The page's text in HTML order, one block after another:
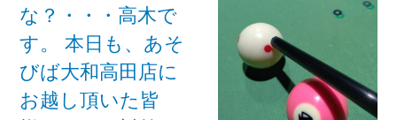
な？・・・高木で
す。 本日も、あそ
びば大和高田店に
お越し頂いた皆